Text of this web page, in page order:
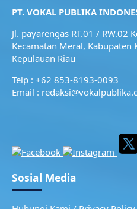
PT. VOKAL PUBLIKA
Jl. payarengas RT.01 / RW.02
Kecamatan Meral, Kabupaten
Kepulauan Riau
Telp : +62 853-8193-0093
Email :
Sosial Media